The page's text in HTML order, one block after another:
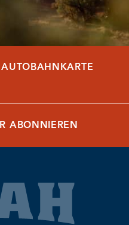
ABONNIEREN